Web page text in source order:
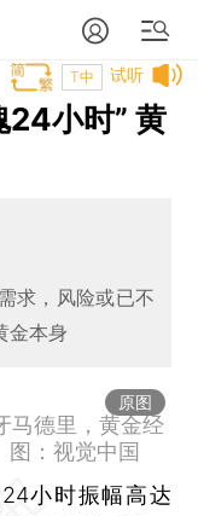
试听
T中
24小时” 黄
求，风险或已不
金本身
原图
马德里，黄金经
图：视觉中国
小时振幅高达